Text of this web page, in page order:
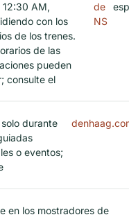
12:30 AM,
con los
de los trenes.
de las
pueden
consulte el
de
NS
durante
o eventos;
en los mostradores de